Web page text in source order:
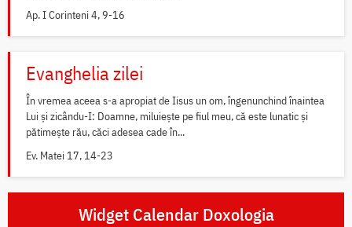
Ap. I Corinteni 4, 9-16
Evanghelia zilei
În vremea aceea s-a apropiat de Iisus un om, îngenunchind înaintea
Lui și zicându-I: Doamne, miluiește pe fiul meu, că este lunatic și
pătimește rău, căci adesea cade în...
Ev. Matei 17, 14-23
Widget Calendar Doxologia